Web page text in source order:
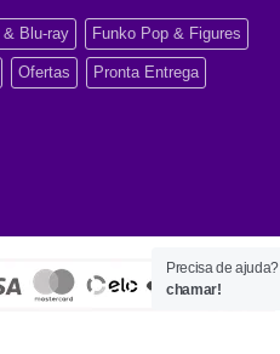
& Blu-ray Funko Pop & Figures
Ofertas Pronta Entrega
Precisa de ajuda?
chamar!